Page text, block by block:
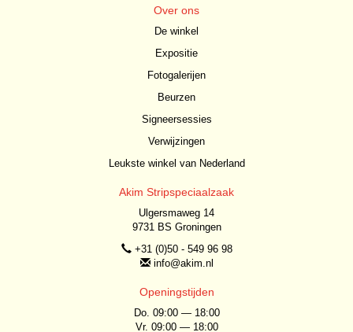
Over ons
De winkel
Expositie
Fotogalerijen
Beurzen
Signeersessies
Verwijzingen
Leukste winkel van Nederland
Akim Stripspeciaalzaak
Ulgersmaweg 14
9731 BS Groningen
+31 (0)50 - 549 96 98
info@akim.nl
Openingstijden
Do. 09:00 — 18:00
Vr. 09:00 — 18:00